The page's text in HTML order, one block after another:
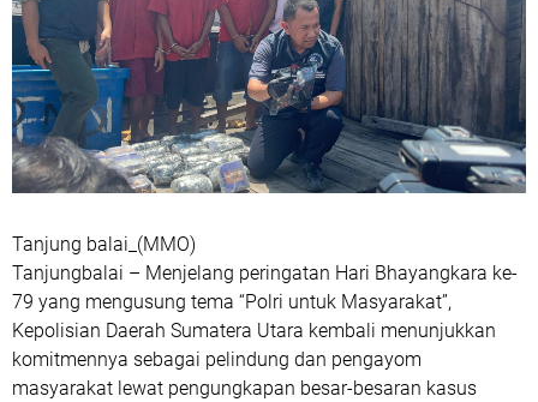
Tanjung balai_(MMO)
Tanjungbalai – Menjelang peringatan Hari Bhayangkara ke-
79 yang mengusung tema “Polri untuk Masyarakat”,
Kepolisian Daerah Sumatera Utara kembali menunjukkan
komitmennya sebagai pelindung dan pengayom
masyarakat lewat pengungkapan besar-besaran kasus